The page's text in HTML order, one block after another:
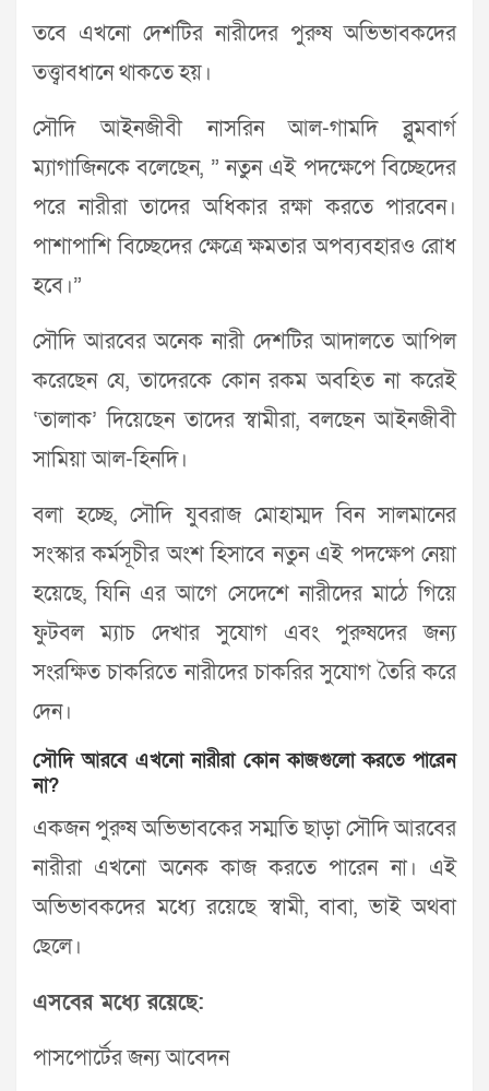
তবে এখনো দেশটির নারীদের পুরুষ অভিভাবকদের
তত্ত্বাবধানে থাকতে হয়।
সৌদি আইনজীবী নাসরিন আল-গামদি ব্লুমবার্গ
ম্যাগাজিনকে বলেছেন, ” নতুন এই পদক্ষেপে বিচ্ছেদের
পরে নারীরা তাদের অধিকার রক্ষা করতে পারবেন।
পাশাপাশি বিচ্ছেদের ক্ষেত্রে ক্ষমতার অপব্যবহারও রোধ
হবে।”
সৌদি আরবের অনেক নারী দেশটির আদালতে আপিল
করেছেন যে, তাদেরকে কোন রকম অবহিত না করেই
‘তালাক’ দিয়েছেন তাদের স্বামীরা, বলছেন আইনজীবী
সামিয়া আল-হিনদি।
বলা হচ্ছে, সৌদি যুবরাজ মোহাম্মদ বিন সালমানের
সংস্কার কর্মসূচীর অংশ হিসাবে নতুন এই পদক্ষেপ নেয়া
হয়েছে, যিনি এর আগে সেদেশে নারীদের মাঠে গিয়ে
ফুটবল ম্যাচ দেখার সুযোগ এবং পুরুষদের জন্য
সংরক্ষিত চাকরিতে নারীদের চাকরির সুযোগ তৈরি করে
দেন।
সৌদি আরবে এখনো নারীরা কোন কাজগুলো করতে পারেন
না?
একজন পুরুষ অভিভাবকের সম্মতি ছাড়া সৌদি আরবের
নারীরা এখনো অনেক কাজ করতে পারেন না। এই
অভিভাবকদের মধ্যে রয়েছে স্বামী, বাবা, ভাই অথবা
ছেলে।
এসবের মধ্যে রয়েছে:
পাসপোর্টের জন্য আবেদন